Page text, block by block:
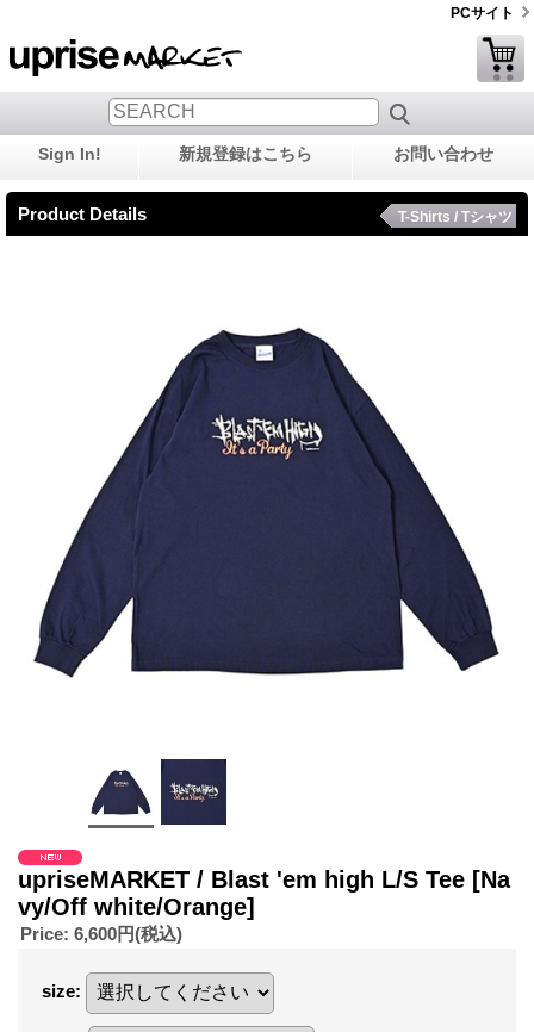
PCサイト
Sign In! 新規登録はこちら お問い合わせ
Product Details T-Shirts / Tシャツ
upriseMARKET / Blast 'em high L/S Tee [Na
vy/Off white/Orange]
Price: 6,600円(税込)
size: